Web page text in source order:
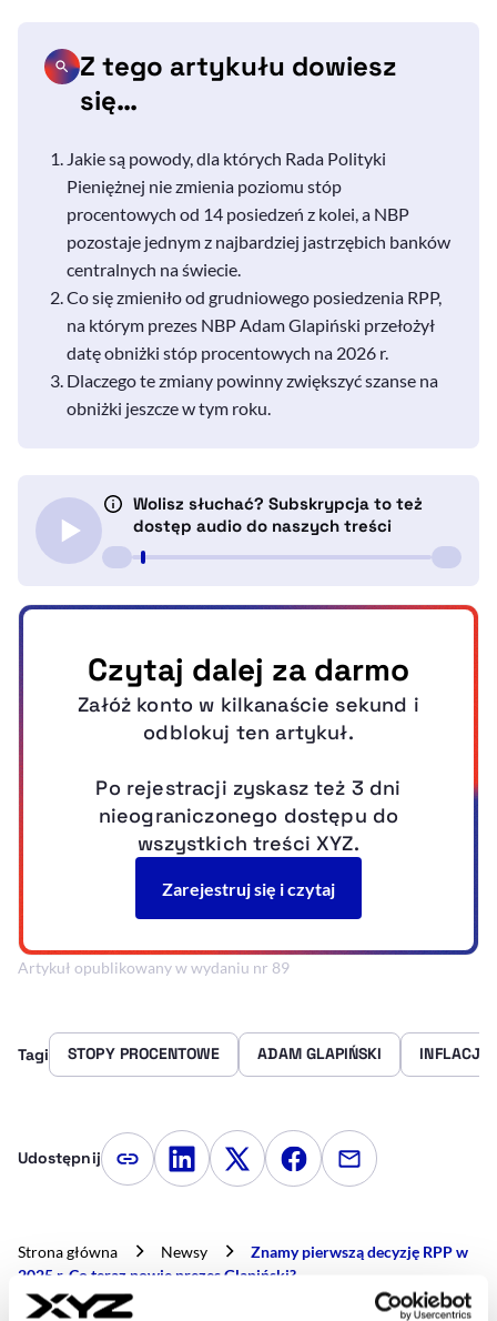
Z tego artykułu dowiesz
się…
Jakie są powody, dla których Rada Polityki
Pieniężnej nie zmienia poziomu stóp
procentowych od 14 posiedzeń z kolei, a NBP
pozostaje jednym z najbardziej jastrzębich banków
centralnych na świecie.
Co się zmieniło od grudniowego posiedzenia RPP,
na którym prezes NBP Adam Glapiński przełożył
datę obniżki stóp procentowych na 2026 r.
Dlaczego te zmiany powinny zwiększyć szanse na
obniżki jeszcze w tym roku.
Artykuł opublikowany w wydaniu nr 89
Tagi STOPY PROCENTOWE ADAM GLAPIŃSKI INFLACJA
Udostępnij Kopiuj link artykułu
Udostępnij na LinkedIn
Udostępnij na Twitterze
Udostępnij na
Udostępnij
Strona główna Newsy
Znamy pierwszą decyzję RPP w
2025 r. Co teraz powie prezes Glapiński?